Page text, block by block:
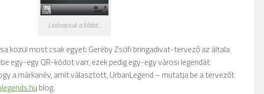
Leolvassuk a kódot...
közül most csak egyet: Geréby Zsófi bringadivat-tervező az általa
egy-egy QR-kódot varr, ezek pedig egy-egy városi legendát
a márkanév, amit választott, UrbanLegend – mutatja be a tervezőt
blog.